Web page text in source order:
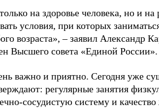
на здоровье человека, но и на
условия, при которых
возраста», – заявил Александр
Высшего совета «Единой России».
важно и приятно. Сегодня уже
регулярные занятия
сосудистую систему и